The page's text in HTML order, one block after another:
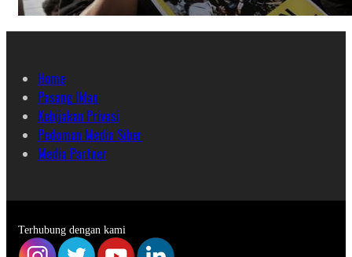
Home
Pasang Iklan
Kebijakan Privasi
Pedoman Media Siber
Media Partner
Terhubung dengan kami